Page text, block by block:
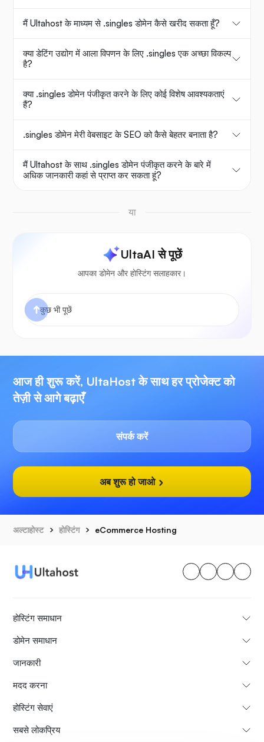
मैं Ultahost के माध्यम से .singles डोमेन कैसे खरीद सकता हूँ?
क्या डेटिंग उद्योग में आला विपणन के लिए .singles एक अच्छा विकल्प
है?
क्या .singles डोमेन पंजीकृत करने के लिए कोई विशेष आवश्यकताएं
हैं?
.singles डोमेन मेरी वेबसाइट के SEO को कैसे बेहतर बनाता है?
मैं Ultahost के साथ .singles डोमेन पंजीकृत करने के बारे में
अधिक जानकारी कहां से प्राप्त कर सकता हूं?
या
UltaAI से पूछें
आपका डोमेन और होस्टिंग सलाहकार।
आज ही शुरू करें, UltaHost के साथ हर प्रोजेक्ट को
तेज़ी से आगे बढ़ाएँ
संपर्क करें
अब शुरू हो जाओ
अल्टाहोस्ट होस्टिंग eCommerce Hosting
होस्टिंग समाधान
डोमेन समाधान
जानकारी
मदद करना
होस्टिंग सेवाएं
सबसे लोकप्रिय